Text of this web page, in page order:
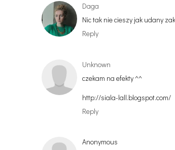
Daga
Nic tak nie cieszy jak udany
Reply
Unknown
czekam na efekty ^^
http://siala-lall.blogspot.com/
Reply
Anonymous